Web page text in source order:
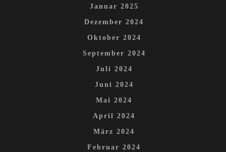
Januar 2025
Dezember 2024
Oktober 2024
September 2024
Juli 2024
Juni 2024
Mai 2024
April 2024
März 2024
Februar 2024